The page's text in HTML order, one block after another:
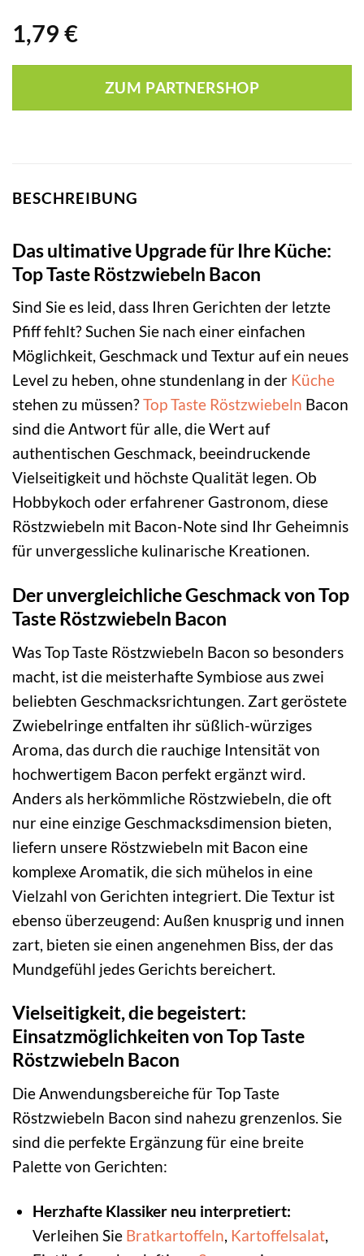
1,79 €
ZUM PARTNERSHOP
BESCHREIBUNG
Das ultimative Upgrade für Ihre Küche:
Top Taste Röstzwiebeln Bacon
Sind Sie es leid, dass Ihren Gerichten der letzte
Pfiff fehlt? Suchen Sie nach einer einfachen
Möglichkeit, Geschmack und Textur auf ein neues
Level zu heben, ohne stundenlang in der Küche
stehen zu müssen?Top Taste Röstzwiebeln Bacon
sind die Antwort für alle, die Wert auf
authentischen Geschmack, beeindruckende
Vielseitigkeit und höchste Qualität legen. Ob
Hobbykoch oder erfahrener Gastronom, diese
Röstzwiebeln mit Bacon-Note sind Ihr Geheimnis
für unvergessliche kulinarische Kreationen.
Der unvergleichliche Geschmack von Top
Taste Röstzwiebeln Bacon
Was Top Taste Röstzwiebeln Bacon so besonders
macht, ist die meisterhafte Symbiose aus zwei
beliebten Geschmacksrichtungen. Zart geröstete
Zwiebelringe entfalten ihr süßlich-würziges
Aroma, das durch die rauchige Intensität von
hochwertigem Bacon perfekt ergänzt wird.
Anders als herkömmliche Röstzwiebeln, die oft
nur eine einzige Geschmacksdimension bieten,
liefern unsere Röstzwiebeln mit Bacon eine
komplexe Aromatik, die sich mühelos in eine
Vielzahl von Gerichten integriert. Die Textur ist
ebenso überzeugend: Außen knusprig und innen
zart, bieten sie einen angenehmen Biss, der das
Mundgefühl jedes Gerichts bereichert.
Vielseitigkeit, die begeistert:
Einsatzmöglichkeiten von Top Taste
Röstzwiebeln Bacon
Die Anwendungsbereiche für Top Taste
Röstzwiebeln Bacon sind nahezu grenzenlos. Sie
sind die perfekte Ergänzung für eine breite
Palette von Gerichten:
Herzhafte Klassiker neu interpretiert:
Verleihen Sie Bratkartoffeln, Kartoffelsalat,